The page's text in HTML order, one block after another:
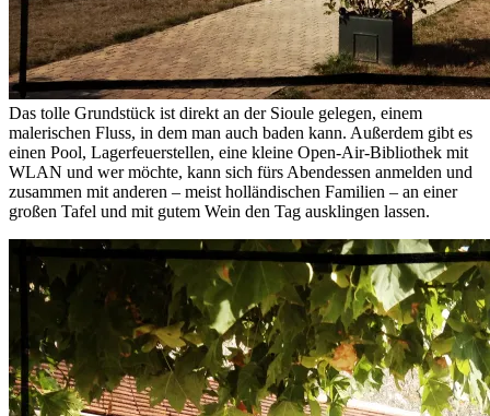
Das tolle Grundstück ist direkt an der Sioule gelegen, einem
malerischen Fluss, in dem man auch baden kann. Außerdem gibt es
einen Pool, Lagerfeuerstellen, eine kleine Open-Air-Bibliothek mit
WLAN und wer möchte, kann sich fürs Abendessen anmelden und
zusammen mit anderen – meist holländischen Familien – an einer
großen Tafel und mit gutem Wein den Tag ausklingen lassen.